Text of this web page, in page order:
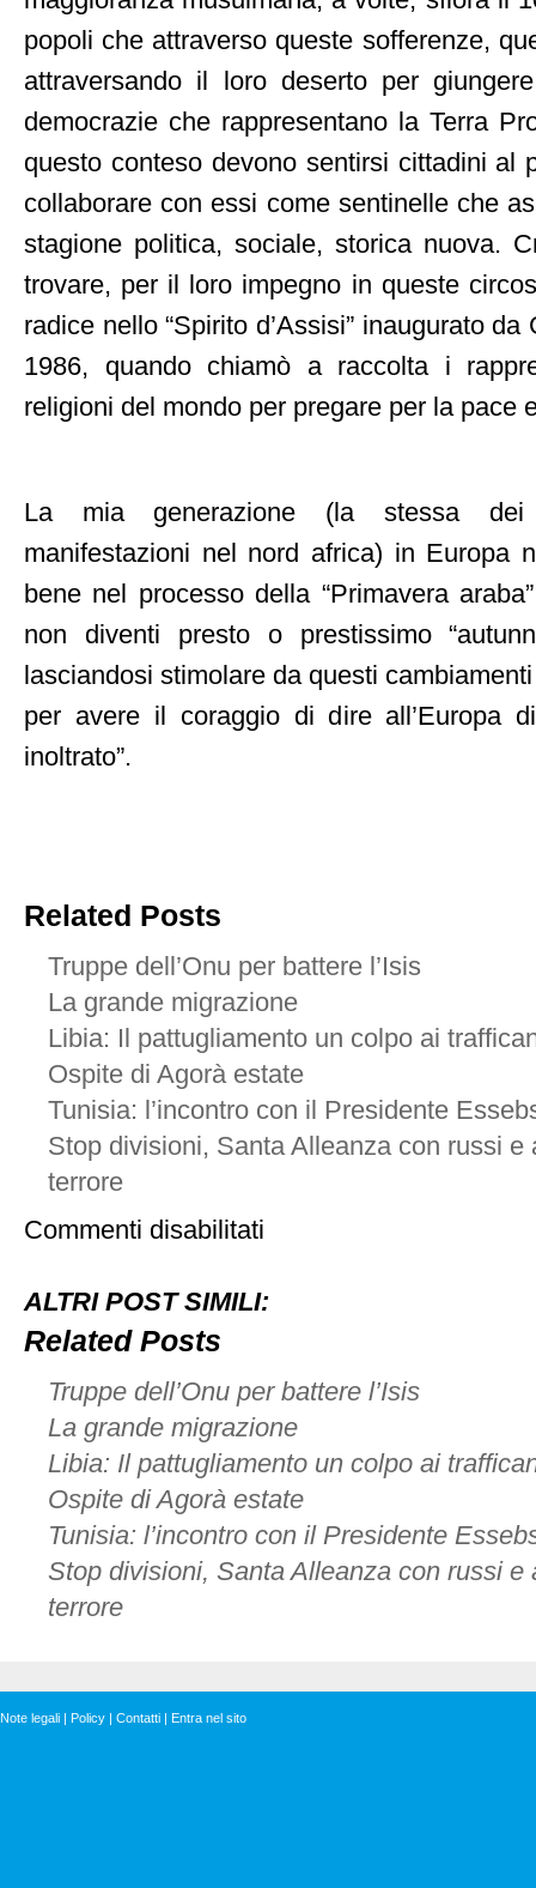
popoli che attraverso queste sofferenze,
attraversando il loro deserto per
democrazie che rappresentano la Terra
questo conteso devono sentirsi cittadini al
collaborare con essi come sentinelle che
stagione politica, sociale, storica nuova.
trovare, per il loro impegno in queste
radice nello “Spirito d’Assisi” inaugurato
1986, quando chiamò a raccolta i
religioni del mondo per pregare per la pace
La mia generazione (la stessa dei
manifestazioni nel nord africa) in Europa
bene nel processo della “Primavera
non diventi presto o prestissimo
lasciandosi stimolare da questi
per avere il coraggio di dire all’Europa
inoltrato”.
Related Posts
Truppe dell’Onu per battere l’Isis
La grande migrazione
Libia: Il pattugliamento un colpo ai
Ospite di Agorà estate
Tunisia: l’incontro con il Presidente
Stop divisioni, Santa Alleanza con russi e
terrore
Commenti disabilitati
e
ALTRI POST SIMILI:
Related Posts
Truppe dell’Onu per battere l’Isis
La grande migrazione
Libia: Il pattugliamento un colpo ai
Ospite di Agorà estate
Tunisia: l’incontro con il Presidente
Stop divisioni, Santa Alleanza con russi e
terrore
Note legali | Policy | Contatti | Entra nel sito